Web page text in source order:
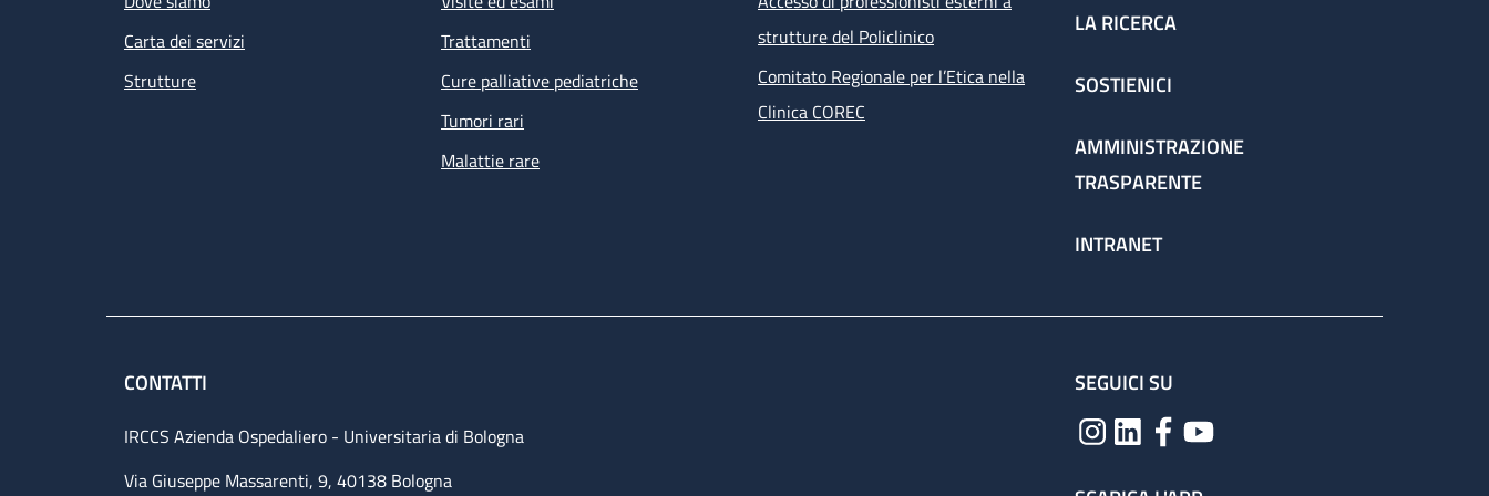
visita infettivologica
visita nefrologica
counselling psicologico
esami ematochimici, esami microbiologici su feci, urine, espettorato
tampone anale per PAP test e ricerca HPV
ECG
dei percorsi dell’ambulatorio sono prenotate direttamente dal servizio attraverso il percorso
Carta dei servizi
Strutture
Trattamenti
Cure palliative pediatriche
Tumori rari
Malattie rare
strutture del Policlinico
Comitato Regionale per l’Etica nella
Clinica COREC
LA RICERCA
SOSTIENICI
AMMINISTRAZIONE
TRASPARENTE
INTRANET
CONTATTI
IRCCS Azienda Ospedaliero - Universitaria di Bologna
Via Giuseppe Massarenti, 9, 40138 Bologna
SEGUICI SU